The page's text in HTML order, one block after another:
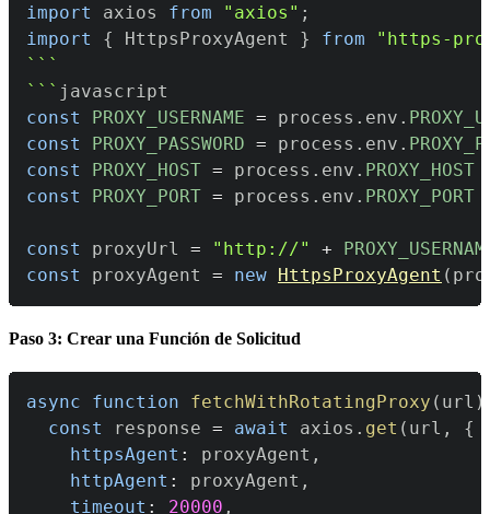
import axios from "axios" ;
import
{ HttpsProxyAgent } from
"https-
` ` `
` ` `
const
PROXY_USERNAME = process . env .
const
PROXY_PASSWORD = process . env .
const
PROXY_HOST = process . env . PROXY_HOST
const
PROXY_PORT = process . env . PROXY_PORT
const proxyUrl = "http://" +
const
proxyAgent = new HttpsProxyAgent (
Paso 3: Crear una Función de Solicitud
async function fetchWithRotatingProxy ( url )
const
response = await axios . get ( url ,
{
httpsAgent : proxyAgent ,
httpAgent : proxyAgent ,
timeout : 20000 ,